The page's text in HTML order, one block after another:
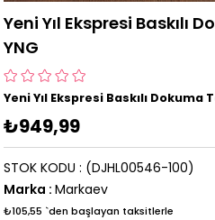
Yeni Yıl Ekspresi Baskılı
YNG
Yeni Yıl Ekspresi Baskılı Dokuma
₺949,99
(DJHL00546-100)
STOK KODU
Marka : Markaev
₺105,55 `den başlayan taksitlerle